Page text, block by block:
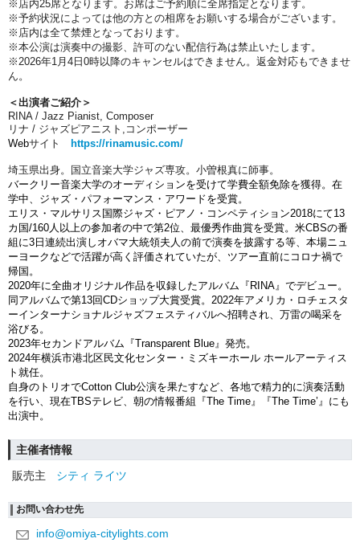
※店内25席となります。お席はご予約順に全席指定となります。
※予約状況によっては他の方との相席をお願いする場合がございます。
※店内は全て禁煙となっております。
※本公演は演奏中の撮影、許可のない配信行為は禁止いたします。
※2026年1月4日0時以降のキャンセルはできません。返金対応もできませ
ん。
＜出演者ご紹介＞
RINA / Jazz Pianist, Composer
リナ / ジャズピアニスト,コンポーザー
Webサイト https://rinamusic.com/
埼玉県出身。国立音楽大学ジャズ専攻。小曽根真に師事。
バークリー音楽大学のオーディションを受けて学費全額免除を獲得。在
学中、ジャズ・パフォーマンス・アワードを受賞。
エリス・マルサリス国際ジャズ・ピアノ・コンペティション2018にて13
カ国/160人以上の参加者の中で第2位、最優秀作曲賞を受賞。米CBSの番
組に3日連続出演しオバマ大統領夫人の前で演奏を披露する等、本場ニュ
ーヨークなどで活躍が高く評価されていたが、ツアー直前にコロナ禍で
帰国。
2020年に全曲オリジナル作品を収録したアルバム『RINA』でデビュー。
同アルバムで第13回CDショップ大賞受賞。2022年アメリカ・ロチェスタ
ーインターナショナルジャズフェスティバルへ招聘され、万雷の喝采を
浴びる。
2023年セカンドアルバム『Transparent Blue』発売。
2024年横浜市港北区民文化センター・ミズキーホール ホールアーティス
ト就任。
自身のトリオでCotton Club公演を果たすなど、各地で精力的に演奏活動
を行い、現在TBSテレビ、朝の情報番組『The Time』『The Time’』にも
出演中。
主催者情報
販売主
シティ ライツ
お問い合わせ先
info@omiya-citylights.com